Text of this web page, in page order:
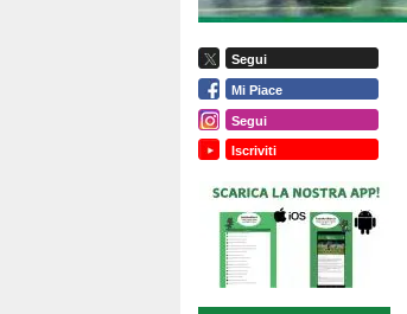
Segui
Mi Piace
Segui
Iscriviti